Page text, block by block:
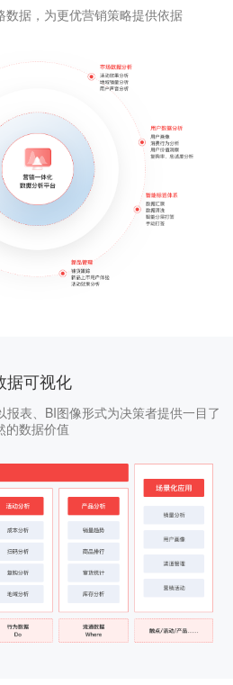
数据，为更优营销策略提供依据
据可视化
表、BI图像形式为决策者提供一目了
的数据价值